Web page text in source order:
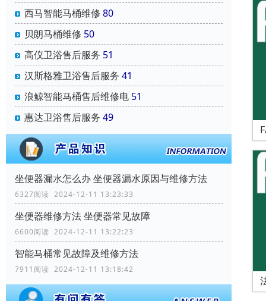
西马智能马桶维修 80
贝朗马桶维修 50
高仪卫浴售后服务 51
汉斯格雅卫浴售后服务 41
浪鲸智能马桶售后维修电 51
惠达卫浴售后服务 49
坐便器漏水怎么办 坐便器漏水原因与维修方法
6327阅读 2024-12-11 13:23:33
坐便器维修方法 坐便器常见故障
6600阅读 2024-12-11 13:22:23
智能马桶常见故障及维修方法
7911阅读 2024-12-11 13:18:42